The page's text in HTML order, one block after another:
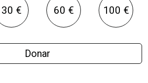
30 € 60 € 100 €
Donar